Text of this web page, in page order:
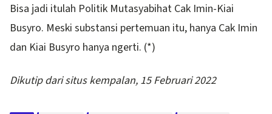
Bisa jadi itulah Politik Mutasyabihat Cak Imin-Kiai
Busyro. Meski substansi pertemuan itu, hanya Cak Imin
dan Kiai Busyro hanya ngerti. (*)
Dikutip dari situs kempalan, 15 Februari 2022